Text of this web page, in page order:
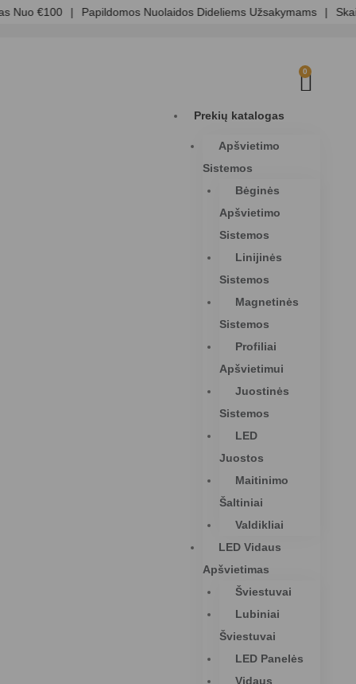
Nuo €100 | Papildomos Nuolaidos Dideliems Užsakymams |
0
Prekių katalogas
Apšvietimo
Sistemos
Bėginės
Apšvietimo
Sistemos
Linijinės
Sistemos
Magnetinės
Sistemos
Profiliai
Apšvietimui
Juostinės
Sistemos
LED
Juostos
Maitinimo
Šaltiniai
Valdikliai
LED Vidaus
Apšvietimas
Šviestuvai
Lubiniai
Šviestuvai
LED Panelės
Vidaus